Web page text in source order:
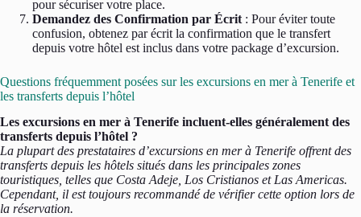
pour sécuriser votre place.
Demandez des Confirmation par Écrit : Pour éviter toute
confusion, obtenez par écrit la confirmation que le transfert
depuis votre hôtel est inclus dans votre package d’excursion.
Questions fréquemment posées sur les excursions en mer à Tenerife et
les transferts depuis l’hôtel
Les excursions en mer à Tenerife incluent-elles généralement des
transferts depuis l’hôtel ?
La plupart des prestataires d’excursions en mer à Tenerife offrent des
transferts depuis les hôtels situés dans les principales zones
touristiques, telles que Costa Adeje, Los Cristianos et Las Americas.
Cependant, il est toujours recommandé de vérifier cette option lors de
la réservation.